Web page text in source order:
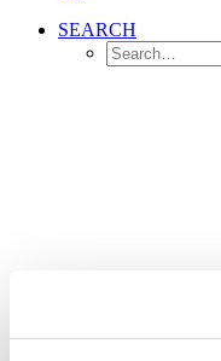
SEARCH